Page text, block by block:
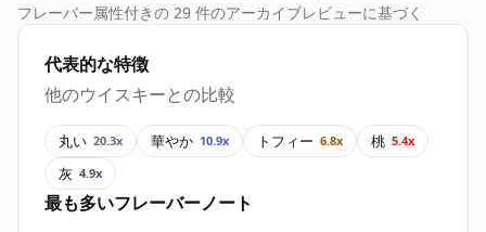
フレーバー属性付きの 29 件のアーカイブレビューに基づく
代表的な特徴
他のウイスキーとの比較
丸い 20.3x 華やか 10.9x トフィー 6.8x 桃 5.4x
灰 4.9x
最も多いフレーバーノート